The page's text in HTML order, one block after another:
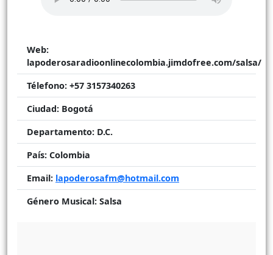
Web:
lapoderosaradioonlinecolombia.jimdofree.com/salsa/
Télefono: +57 3157340263
Ciudad: Bogotá
Departamento: D.C.
País: Colombia
Email: lapoderosafm@hotmail.com
Género Musical: Salsa